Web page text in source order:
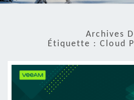
Archives
Étiquette : Cloud